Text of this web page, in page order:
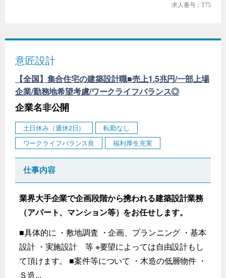
求人番号：T75
意匠設計
【全国】集合住宅の建築設計職■売上1.5兆円/一部上場
企業/勤務地希望考慮/ワークライフバランス◎
企業名非公開
土日休み（週休2日）
転勤なし
ワークライフバランス良
福利厚生充実
仕事内容
業界大手企業で企画段階から携われる建築設計業務
（アパート、マンション等）をお任せします。
■具体的に ・敷地調査 ・企画、プランニング ・基本
設計 ・実施設計 等 ※要望によっては自由設計もし
て頂けます。 ■案件等について ・木造の低層物件 ・
Ｓ造...